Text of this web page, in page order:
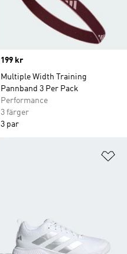
Price
199 kr
Multiple Width Training
Pannband 3 Per Pack
Performance
3 färger
3 par